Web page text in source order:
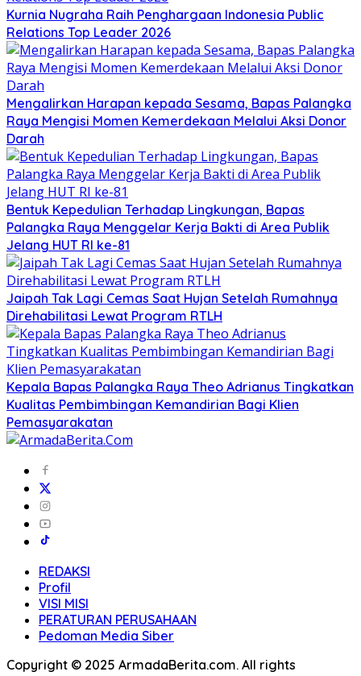
Kurnia Nugraha Raih Penghargaan Indonesia Public
Relations Top Leader 2026
Mengalirkan Harapan kepada Sesama, Bapas Palangka
Raya Mengisi Momen Kemerdekaan Melalui Aksi Donor
Darah
Bentuk Kepedulian Terhadap Lingkungan, Bapas
Palangka Raya Menggelar Kerja Bakti di Area Publik
Jelang HUT RI ke-81
Jaipah Tak Lagi Cemas Saat Hujan Setelah Rumahnya
Direhabilitasi Lewat Program RTLH
Kepala Bapas Palangka Raya Theo Adrianus Tingkatkan
Kualitas Pembimbingan Kemandirian Bagi Klien
Pemasyarakatan
REDAKSI
Profil
VISI MISI
PERATURAN PERUSAHAAN
Pedoman Media Siber
Copyright © 2025 ArmadaBerita.com. All rights